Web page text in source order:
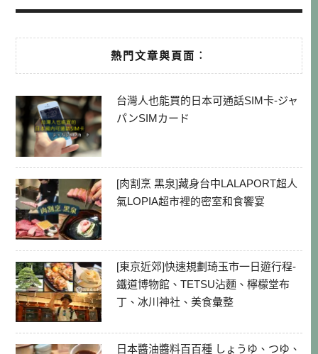
熱門文章與頁面︰
台灣人也能買的日本可通話SIM卡-ジャ
パンSIMカード
[肉割烹 黑泉]藏身台中LALAPORT超人
氣LOPIA超市裡的密室和食饗宴
[東京近郊]快速規劃琦玉市一日遊行程-
鐵道博物館、TETSU沾麵、檸檬堂布
丁、冰川神社、美食彙整
日本醬油醬料百百種 しょうゆ、つゆ、